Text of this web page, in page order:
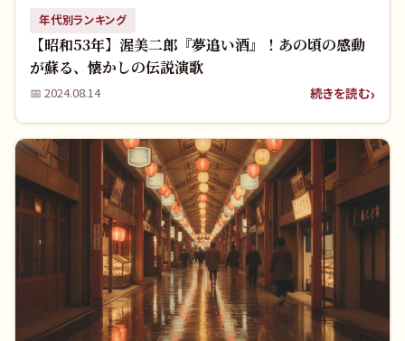
年代別ランキング
【昭和53年】渥美二郎『夢追い酒』！あの頃の感動
が蘇る、懐かしの伝説演歌
📅 2024.08.14 続きを読む